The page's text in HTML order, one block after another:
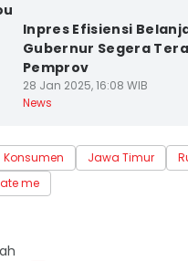
Inpres Efisiensi
Gubernur Segera
Pemprov
28 Jan 2025, 16:08 WIB
News
Konsumen Jawa Timur
me